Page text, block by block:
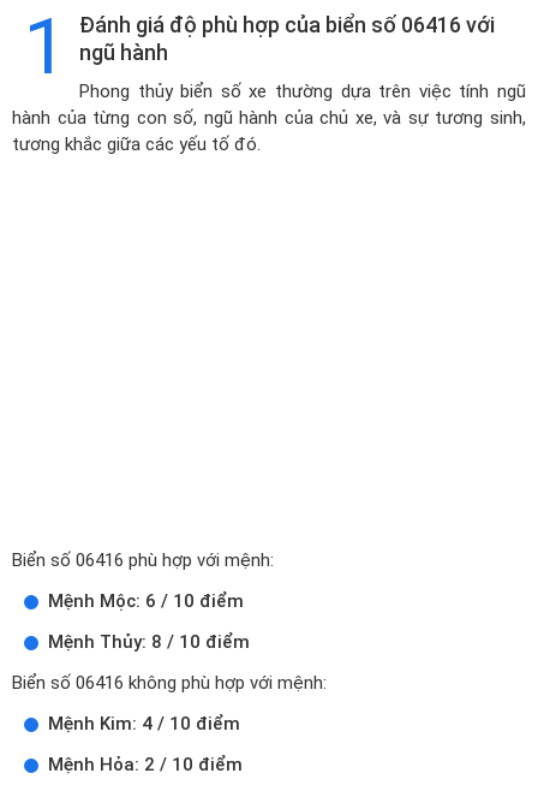
1
Đánh giá độ phù hợp của biển số 06416 với
ngũ hành
Phong thủy biển số xe thường dựa trên việc tính ngũ
hành của từng con số, ngũ hành của chủ xe, và sự tương sinh,
tương khắc giữa các yếu tố đó.
Biển số 06416 phù hợp với mệnh:
Mệnh Mộc: 6 / 10 điểm
Mệnh Thủy: 8 / 10 điểm
Biển số 06416 không phù hợp với mệnh:
Mệnh Kim: 4 / 10 điểm
Mệnh Hỏa: 2 / 10 điểm